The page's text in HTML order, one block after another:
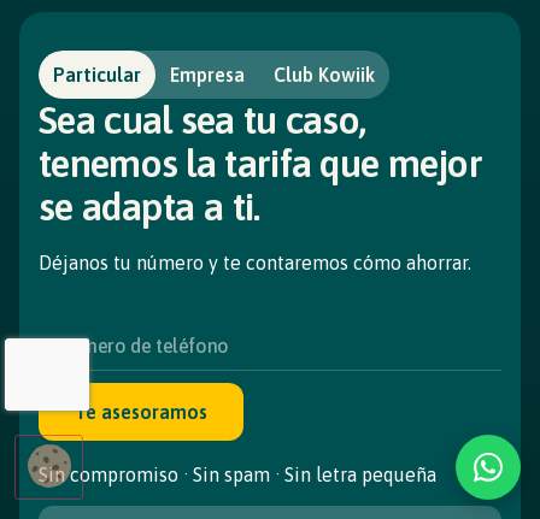
Particular Empresa Club Kowiik
Sea cual sea tu caso,
tenemos la tarifa que mejor
se adapta a ti.
Déjanos tu número y te contaremos cómo ahorrar.
Te asesoramos
Sin compromiso · Sin spam · Sin letra pequeña